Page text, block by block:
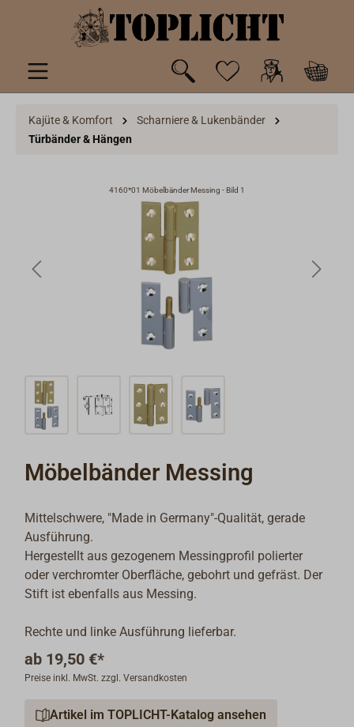
springen
Kajüte & Komfort
Scharniere & Lukenbänder
Türbänder & Hängen
4160*01 Möbelbänder Messing - Bild 1
Möbelbänder Messing
Mittelschwere, "Made in Germany"-Qualität, gerade
Ausführung.
Hergestellt aus gezogenem Messingprofil polierter
oder verchromter Oberfläche, gebohrt und gefräst. Der
Stift ist ebenfalls aus Messing.
Rechte und linke Ausführung lieferbar.
ab 19,50 €*
Preise inkl. MwSt. zzgl. Versandkosten
Artikel im TOPLICHT-Katalog ansehen